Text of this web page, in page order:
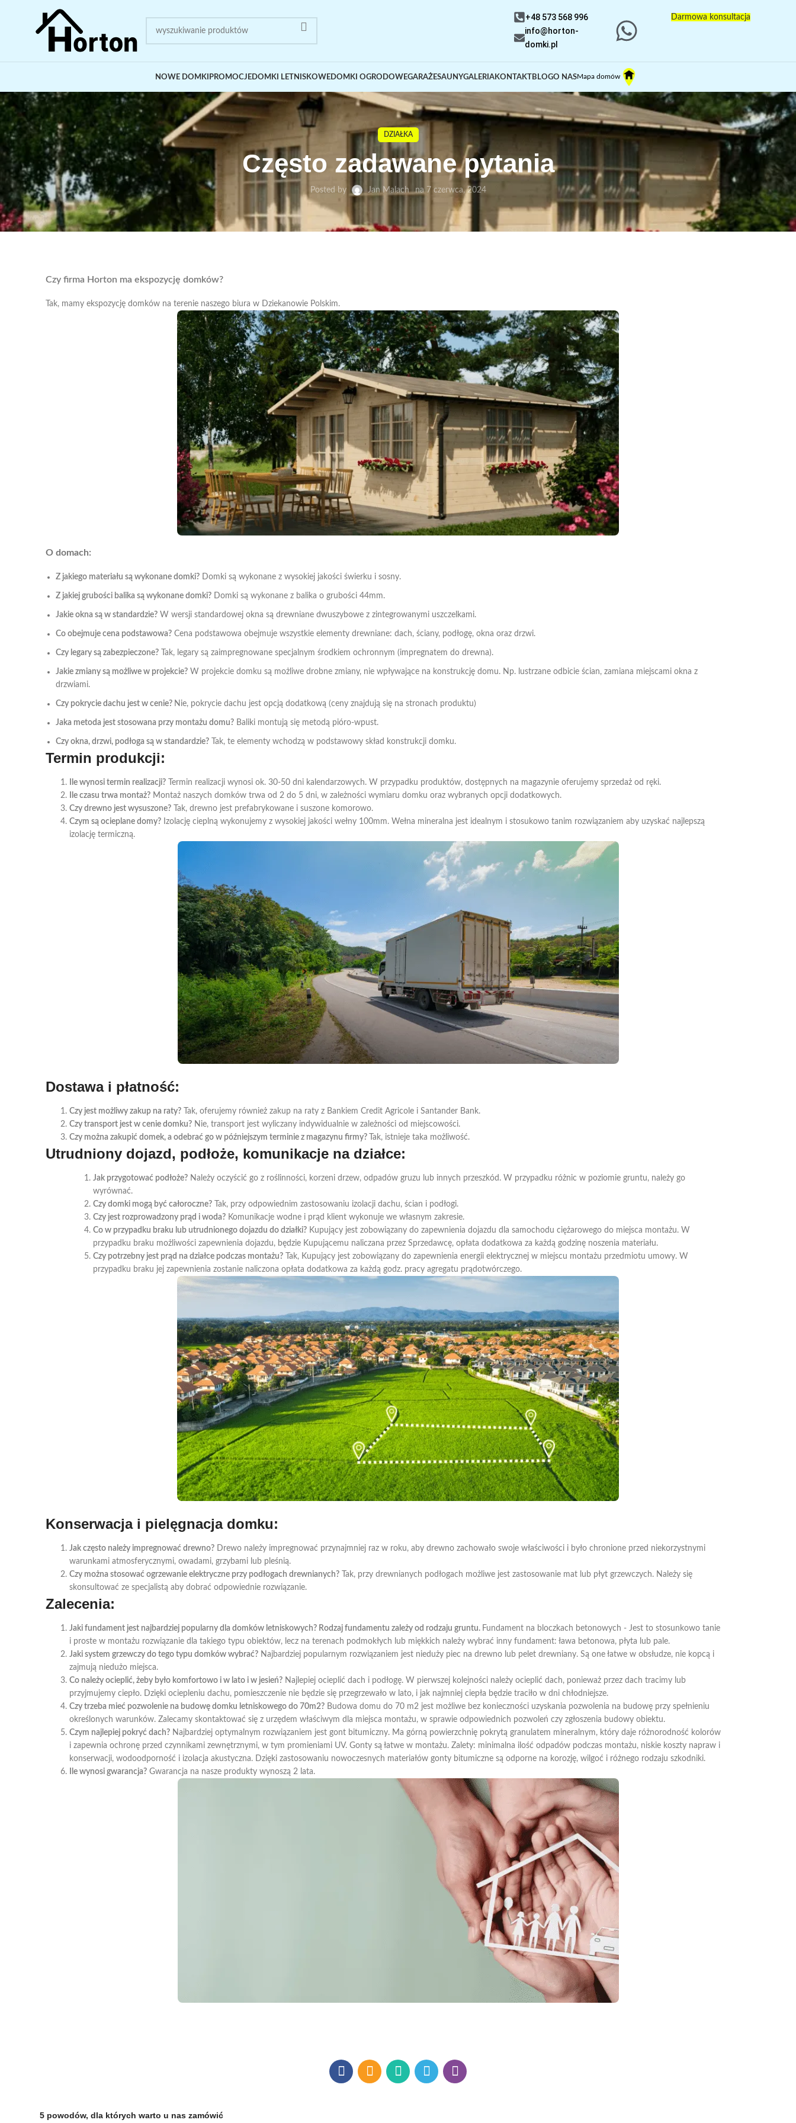
+48 573 568 996
info@horton-
domki.pl
Darmowa konsultacja
NOWE DOMKI PROMOCJE DOMKI LETNISKOWE DOMKI OGRODOWEGARAŻESAUNYGALERIAKONTAKTBLOGO NASMapa domów
DZIAŁKA
Często zadawane pytania
Posted by Jan Malach na 7 czerwca, 2024
Czy firma Horton ma ekspozycję domków?
Tak, mamy ekspozycję domków na terenie naszego biura w Dziekanowie Polskim.
O domach:
Z jakiego materiału są wykonane domki? Domki są wykonane z wysokiej jakości świerku i sosny.
Z jakiej grubości balika są wykonane domki? Domki są wykonane z balika o grubości 44mm.
Jakie okna są w standardzie? W wersji standardowej okna są drewniane dwuszybowe z zintegrowanymi uszczelkami.
Co obejmuje cena podstawowa? Cena podstawowa obejmuje wszystkie elementy drewniane: dach, ściany, podłogę, okna oraz drzwi.
Czy legary są zabezpieczone? Tak, legary są zaimpregnowane specjalnym środkiem ochronnym (impregnatem do drewna).
Jakie zmiany są możliwe w projekcie? W projekcie domku są możliwe drobne zmiany, nie wpływające na konstrukcję domu. Np. lustrzane odbicie ścian, zamiana miejscami okna z
drzwiami.
Czy pokrycie dachu jest w cenie? Nie, pokrycie dachu jest opcją dodatkową (ceny znajdują się na stronach produktu)
Jaka metoda jest stosowana przy montażu domu? Baliki montują się metodą pióro-wpust.
Czy okna, drzwi, podłoga są w standardzie? Tak, te elementy wchodzą w podstawowy skład konstrukcji domku.
Termin produkcji:
Ile wynosi termin realizacji? Termin realizacji wynosi ok. 30-50 dni kalendarzowych. W przypadku produktów, dostępnych na magazynie oferujemy sprzedaż od ręki.
Ile czasu trwa montaż? Montaż naszych domków trwa od 2 do 5 dni, w zależności wymiaru domku oraz wybranych opcji dodatkowych.
Czy drewno jest wysuszone? Tak, drewno jest prefabrykowane i suszone komorowo.
Czym są ocieplane domy? Izolację cieplną wykonujemy z wysokiej jakości wełny 100mm. Wełna mineralna jest idealnym i stosukowo tanim rozwiązaniem aby uzyskać najlepszą
izolację termiczną.
Dostawa i płatność:
Czy jest możliwy zakup na raty? Tak, oferujemy również zakup na raty z Bankiem Credit Agricole i Santander Bank.
Czy transport jest w cenie domku? Nie, transport jest wyliczany indywidualnie w zależności od miejscowości.
Czy można zakupić domek, a odebrać go w późniejszym terminie z magazynu firmy?
Tak, istnieje taka możliwość.
Utrudniony dojazd, podłoże, komunikacje na działce:
Jak przygotować podłoże? Należy oczyścić go z roślinności, korzeni drzew, odpadów gruzu lub innych przeszkód. W przypadku różnic w poziomie gruntu, należy go
wyrównać.
Czy domki mogą być całoroczne? Tak, przy odpowiednim zastosowaniu izolacji dachu, ścian i podłogi.
Czy jest rozprowadzony prąd i woda? Komunikacje wodne i prąd klient wykonuje we własnym zakresie.
Co w przypadku braku lub utrudnionego dojazdu do działki? Kupujący jest zobowiązany do zapewnienia dojazdu dla samochodu ciężarowego do miejsca montażu. W
przypadku braku możliwości zapewnienia dojazdu, będzie Kupującemu naliczana przez Sprzedawcę, opłata dodatkowa za każdą godzinę noszenia materiału.
Czy potrzebny jest prąd na działce podczas montażu? Tak, Kupujący jest zobowiązany do zapewnienia energii elektrycznej w miejscu montażu przedmiotu umowy. W
przypadku braku jej zapewnienia zostanie naliczona opłata dodatkowa za każdą godz. pracy agregatu prądotwórczego.
Konserwacja i pielęgnacja domku:
Jak często należy impregnować drewno? Drewo należy impregnować przynajmniej raz w roku, aby drewno zachowało swoje właściwości i było chronione przed niekorzystnymi
warunkami atmosferycznymi, owadami, grzybami lub pleśnią.
Czy można stosować ogrzewanie elektryczne przy podłogach drewnianych? Tak, przy drewnianych podłogach możliwe jest zastosowanie mat lub płyt grzewczych. Należy się
skonsultować ze specjalistą aby dobrać odpowiednie rozwiązanie.
Zalecenia:
Jaki fundament jest najbardziej popularny dla domków letniskowych? Rodzaj fundamentu zależy od rodzaju gruntu. Fundament na bloczkach betonowych - Jest to stosunkowo tanie
i proste w montażu rozwiązanie dla takiego typu obiektów, lecz na terenach podmokłych lub miękkich należy wybrać inny fundament: ława betonowa, płyta lub pale.
Jaki system grzewczy do tego typu domków wybrać? Najbardziej popularnym rozwiązaniem jest nieduży piec na drewno lub pelet drewniany. Są one łatwe w obsłudze, nie kopcą i
zajmują niedużo miejsca.
Co należy ocieplić, żeby było komfortowo i w lato i w jesień? Najlepiej ocieplić dach i podłogę. W pierwszej kolejności należy ocieplić dach, ponieważ przez dach tracimy lub
przyjmujemy ciepło. Dzięki ociepleniu dachu, pomieszczenie nie będzie się przegrzewało w lato, i jak najmniej ciepła będzie traciło w dni chłodniejsze.
Czy trzeba mieć pozwolenie na budowę domku letniskowego do 70m2? Budowa domu do 70 m2 jest możliwe bez konieczności uzyskania pozwolenia na budowę przy spełnieniu
określonych warunków. Zalecamy skontaktować się z urzędem właściwym dla miejsca montażu, w sprawie odpowiednich pozwoleń czy zgłoszenia budowy obiektu.
Czym najlepiej pokryć dach? Najbardziej optymalnym rozwiązaniem jest gont bitumiczny. Ma górną powierzchnię pokrytą granulatem mineralnym, który daje różnorodność kolorów
i zapewnia ochronę przed czynnikami zewnętrznymi, w tym promieniami UV. Gonty są łatwe w montażu. Zalety: minimalna ilość odpadów podczas montażu, niskie koszty napraw i
konserwacji, wodoodporność i izolacja akustyczna. Dzięki zastosowaniu nowoczesnych materiałów gonty bitumiczne są odporne na korozję, wilgoć i różnego rodzaju szkodniki.
Ile wynosi gwarancja? Gwarancja na nasze produkty wynoszą 2 lata.
5 powodów, dla których warto u nas zamówić